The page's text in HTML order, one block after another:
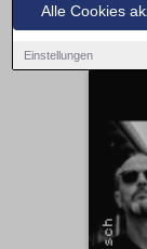
Alle Cookies
Einstellungen